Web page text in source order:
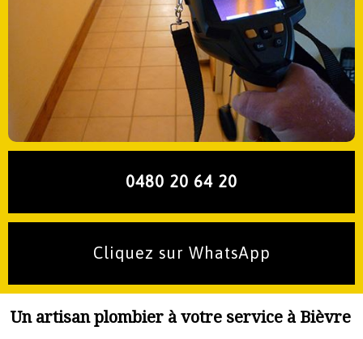
0480 20 64 20
Cliquez sur WhatsApp
Un artisan plombier à votre service à Bièvre